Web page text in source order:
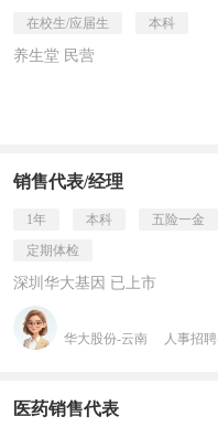
在校生/应届生 本科
养生堂 民营
销售代表/经理
1年 本科 五险一金
定期体检
深圳华大基因 已上市
华大股份-云南 人事招聘
医药销售代表